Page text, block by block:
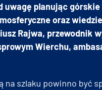
uwagę planując
oraz
Rajwa, przewodnik
Wierchu,
szlaku powinno być